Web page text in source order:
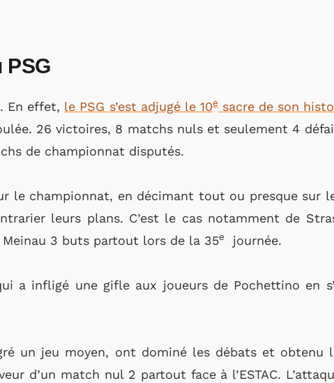
PSG
En effet, le PSG s’est adjugé le 10esacre de son
26 victoires, 8 matchs nuls et seulement 4
de championnat disputés.
le championnat, en décimant tout ou presque sur
leurs plans. C’est le cas notamment de
3 buts partout lors de la 35e journée.
a infligé une gifle aux joueurs de Pochettino en
un jeu moyen, ont dominé les débats et obtenu
d’un match nul 2 partout face à l’ESTAC.